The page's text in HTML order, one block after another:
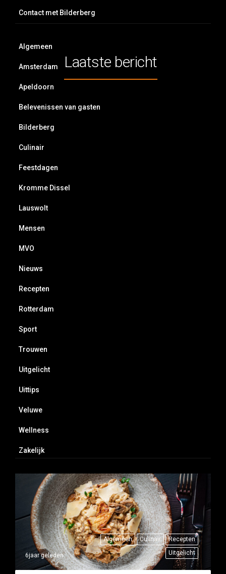
Contact met Bilderberg
Algemeen
Amsterdam
Apeldoorn
Belevenissen van gasten
Bilderberg
Culinair
Feestdagen
Kromme Dissel
Lauswolt
Mensen
MVO
Nieuws
Recepten
Rotterdam
Sport
Trouwen
Uitgelicht
Uittips
Veluwe
Wellness
Zakelijk
Laatste bericht
Algemeen Culinair
Recepten
Uitgelicht
6jaar geleden